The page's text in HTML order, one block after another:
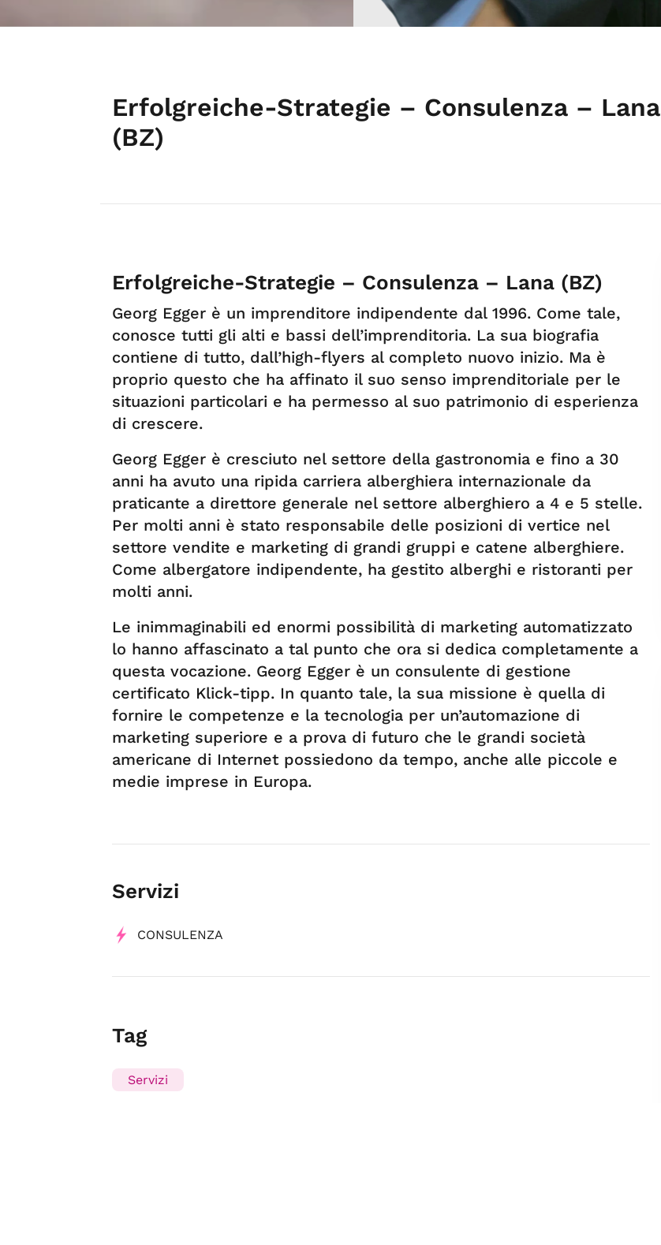
Erfolgreiche-Strategie – Consulenza – Lana
(BZ)
Erfolgreiche-Strategie – Consulenza – Lana (BZ)
Georg Egger è un imprenditore indipendente dal 1996. Come tale,
conosce tutti gli alti e bassi dell’imprenditoria. La sua biografia
contiene di tutto, dall’high-flyers al completo nuovo inizio. Ma è
proprio questo che ha affinato il suo senso imprenditoriale per le
situazioni particolari e ha permesso al suo patrimonio di esperienza
di crescere.
Georg Egger è cresciuto nel settore della gastronomia e fino a 30
anni ha avuto una ripida carriera alberghiera internazionale da
praticante a direttore generale nel settore alberghiero a 4 e 5 stelle.
Per molti anni è stato responsabile delle posizioni di vertice nel
settore vendite e marketing di grandi gruppi e catene alberghiere.
Come albergatore indipendente, ha gestito alberghi e ristoranti per
molti anni.
Le inimmaginabili ed enormi possibilità di marketing automatizzato
lo hanno affascinato a tal punto che ora si dedica completamente a
questa vocazione. Georg Egger è un consulente di gestione
certificato Klick-tipp. In quanto tale, la sua missione è quella di
fornire le competenze e la tecnologia per un’automazione di
marketing superiore e a prova di futuro che le grandi società
americane di Internet possiedono da tempo, anche alle piccole e
medie imprese in Europa.
Servizi
CONSULENZA
Tag
Servizi